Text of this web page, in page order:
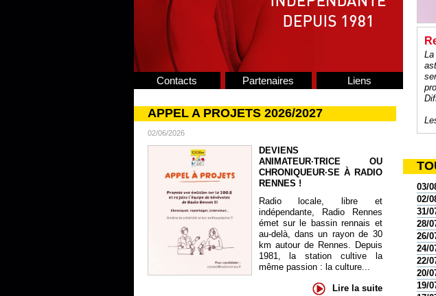
Contacts Partenaires Liens
APPEL A PROJETS 2026/2027
02/06/2026
DEVIENS
ANIMATEUR·TRICE OU
CHRONIQUEUR·SE À RADIO
RENNES !
Radio locale, libre et
indépendante, Radio Rennes
émet sur le bassin rennais et
au-delà, dans un rayon de 30
km autour de Rennes. Depuis
1981, la station cultive la
même passion : la culture...
Lire la suite
La
03/
02/
31/
28/
26/
24/
22/
20/
19/